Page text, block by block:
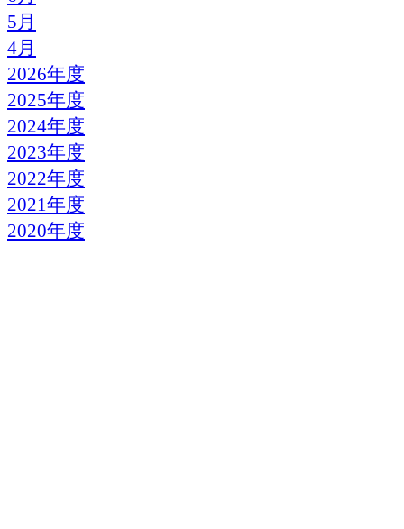
5月
4月
2026年度
2025年度
2024年度
2023年度
2022年度
2021年度
2020年度